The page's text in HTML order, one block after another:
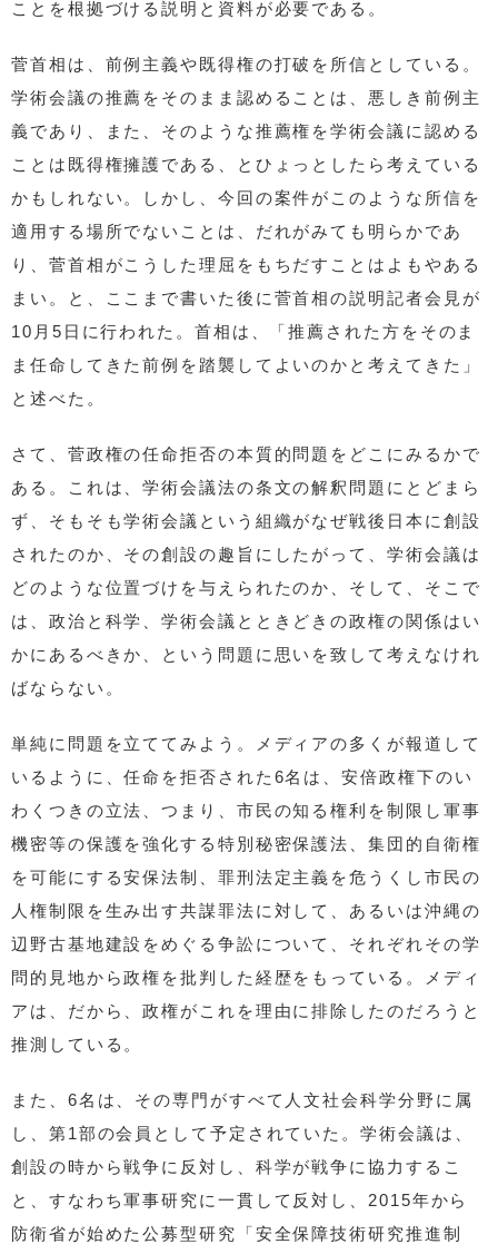
ことを根拠づける説明と資料が必要である。
菅首相は、前例主義や既得権の打破を所信としている。
学術会議の推薦をそのまま認めることは、悪しき前例主
義であり、また、そのような推薦権を学術会議に認める
ことは既得権擁護である、とひょっとしたら考えている
かもしれない。しかし、今回の案件がこのような所信を
適用する場所でないことは、だれがみても明らかであ
り、菅首相がこうした理屈をもちだすことはよもやある
まい。と、ここまで書いた後に菅首相の説明記者会見が
10月5日に行われた。首相は、「推薦された方をそのま
ま任命してきた前例を踏襲してよいのかと考えてきた」
と述べた。
さて、菅政権の任命拒否の本質的問題をどこにみるかで
ある。これは、学術会議法の条文の解釈問題にとどまら
ず、そもそも学術会議という組織がなぜ戦後日本に創設
されたのか、その創設の趣旨にしたがって、学術会議は
どのような位置づけを与えられたのか、そして、そこで
は、政治と科学、学術会議とときどきの政権の関係はい
かにあるべきか、という問題に思いを致して考えなけれ
ばならない。
単純に問題を立ててみよう。メディアの多くが報道して
いるように、任命を拒否された6名は、安倍政権下のい
わくつきの立法、つまり、市民の知る権利を制限し軍事
機密等の保護を強化する特別秘密保護法、集団的自衛権
を可能にする安保法制、罪刑法定主義を危うくし市民の
人権制限を生み出す共謀罪法に対して、あるいは沖縄の
辺野古基地建設をめぐる争訟について、それぞれその学
問的見地から政権を批判した経歴をもっている。メディ
アは、だから、政権がこれを理由に排除したのだろうと
推測している。
また、6名は、その専門がすべて人文社会科学分野に属
し、第1部の会員として予定されていた。学術会議は、
創設の時から戦争に反対し、科学が戦争に協力するこ
と、すなわち軍事研究に一貫して反対し、2015年から
防衛省が始めた公募型研究「安全保障技術研究推進制